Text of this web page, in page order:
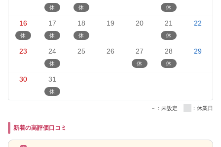
16 17 18 19 20 21 22
23 24 25 26 27 28 29
30 31
－：未設定 ：休業日
新着の高評価口コミ